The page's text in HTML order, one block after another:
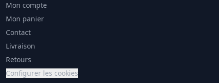
Mon compte
Mon panier
Contact
Livraison
Retours
Configurer les cookies